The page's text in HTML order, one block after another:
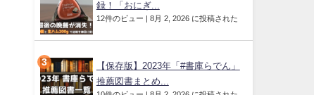
録！「おにぎ...
12件のビュー 8月 2, 2026 に投稿された
【保存版】2023年「#書庫らでん」
推薦図書まとめ...